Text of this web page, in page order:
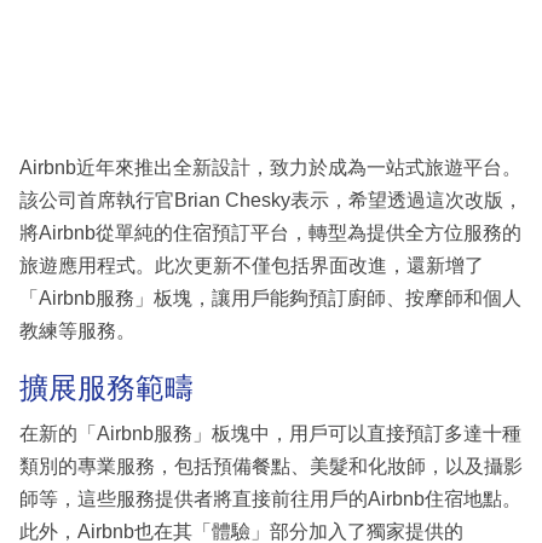
區
Airbnb近年來推出全新設計，致力於成為一站式旅遊平台。
該公司首席執行官Brian Chesky表示，希望透過這次改版，
將Airbnb從單純的住宿預訂平台，轉型為提供全方位服務的
旅遊應用程式。此次更新不僅包括界面改進，還新增了
「Airbnb服務」板塊，讓用戶能夠預訂廚師、按摩師和個人
教練等服務。
擴展服務範疇
在新的「Airbnb服務」板塊中，用戶可以直接預訂多達十種
類別的專業服務，包括預備餐點、美髮和化妝師，以及攝影
師等，這些服務提供者將直接前往用戶的Airbnb住宿地點。
此外，Airbnb也在其「體驗」部分加入了獨家提供的